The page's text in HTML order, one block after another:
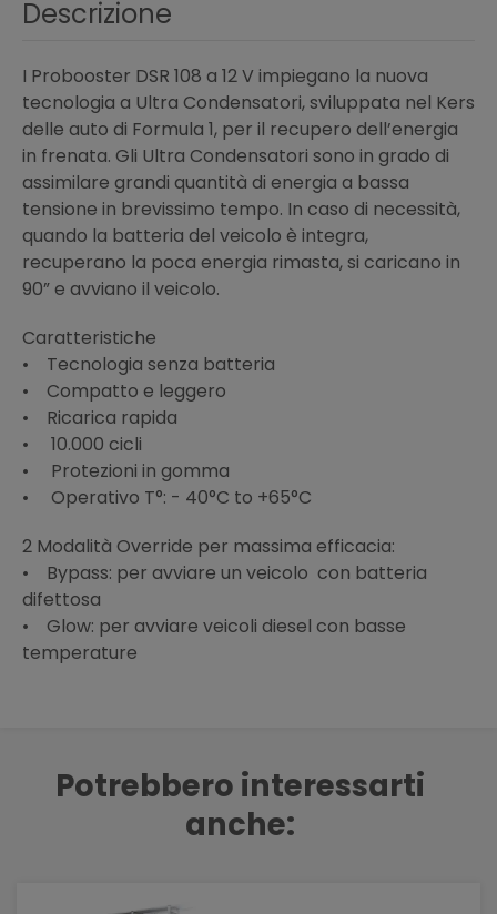
Descrizione
I Probooster DSR 108 a 12 V impiegano la nuova
tecnologia a Ultra Condensatori, sviluppata nel Kers
delle auto di Formula 1, per il recupero dell’energia
in frenata. Gli Ultra Condensatori sono in grado di
assimilare grandi quantità di energia a bassa
tensione in brevissimo tempo. In caso di necessità,
quando la batteria del veicolo è integra,
recuperano la poca energia rimasta, si caricano in
90” e avviano il veicolo.
Caratteristiche
• Tecnologia senza batteria
• Compatto e leggero
• Ricarica rapida
• 10.000 cicli
• Protezioni in gomma
• Operativo T°: - 40°C to +65°C
2 Modalità Override per massima efficacia:
• Bypass: per avviare un veicolo con batteria
difettosa
• Glow: per avviare veicoli diesel con basse
temperature
Potrebbero interessarti
anche: